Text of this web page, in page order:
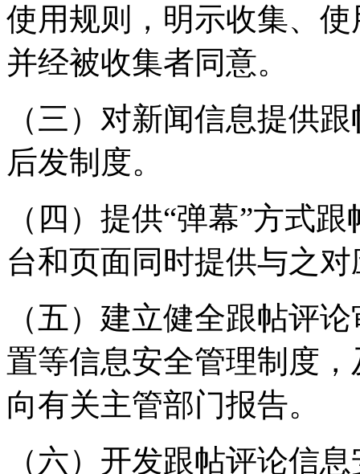
使用规则，明示收集、
并经被收集者同意。
（三）对新闻信息提供
后发制度。
（四）提供“弹幕”方式
台和页面同时提供与之
（五）建立健全跟帖评
置等信息安全管理制度
向有关主管部门报告。
（六）开发跟帖评论信